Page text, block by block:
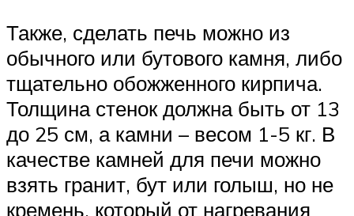
Также, сделать печь можно из
обычного или бутового камня, либо
тщательно обожженного кирпича.
Толщина стенок должна быть от 13
до 25 см, а камни – весом 1-5 кг. В
качестве камней для печи можно
взять гранит, бут или голыш, но не
кремень, который от нагревания